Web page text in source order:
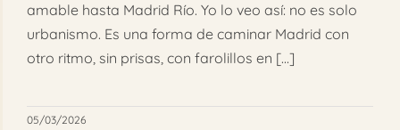
amable hasta Madrid Río. Yo lo veo así: no es solo
urbanismo. Es una forma de caminar Madrid con
otro ritmo, sin prisas, con farolillos en [...]
05/03/2026